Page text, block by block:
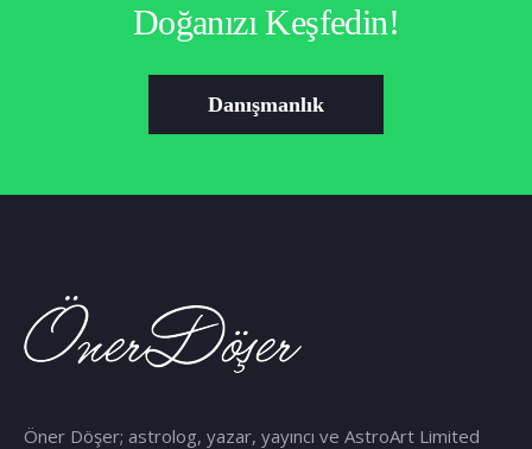
Doğanızı Keşfedin!
Danışmanlık
Öner Döşer; astrolog, yazar, yayıncı ve AstroArt Limited